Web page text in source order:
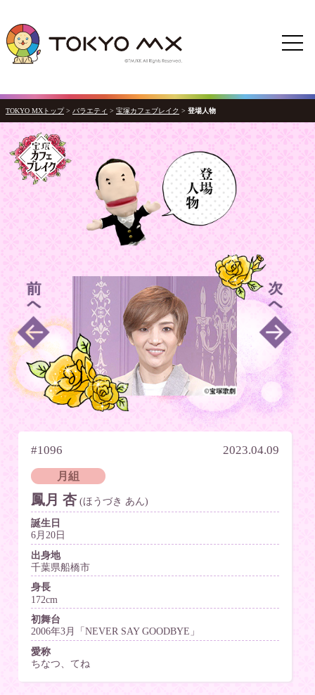
TOKYO MXトップ > バラエティ > 宝塚カフェブレイク > 登場人物
#1096 2023.04.09
月組
鳳月 杏 (ほうづき あん)
誕生日
6月20日
出身地
千葉県船橋市
身長
172cm
初舞台
2006年3月「NEVER SAY GOODBYE」
愛称
ちなつ、てね